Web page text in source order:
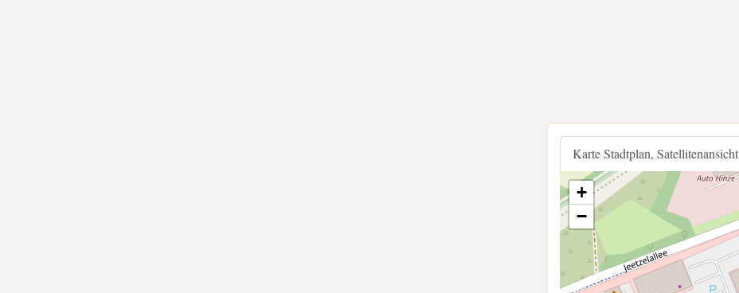
Karte Stadtplan, Satellitenansicht
+
−